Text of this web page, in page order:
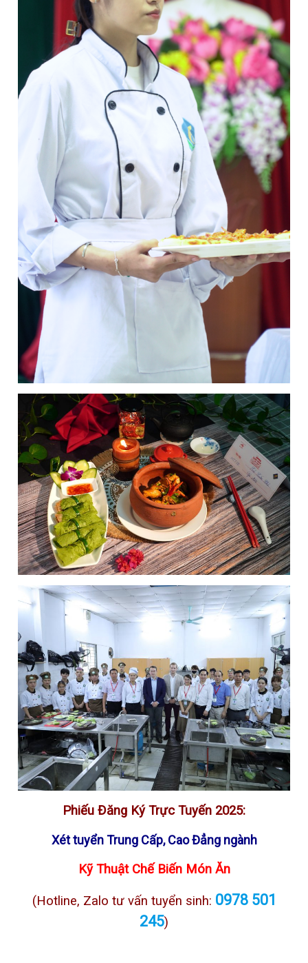
Phiếu Đăng Ký Trực Tuyến 2025:
Xét tuyển Trung Cấp, Cao Đẳng ngành
Kỹ Thuật Chế Biến Món Ăn
(Hotline, Zalo tư vấn tuyển sinh: 0978 501
245)